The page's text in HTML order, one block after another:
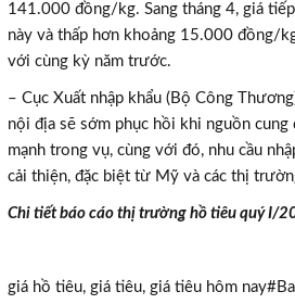
141.000 đồng/kg. Sang tháng 4, giá
này và thấp hơn khoảng 15.000 đồng/
với cùng kỳ năm trước.
– Cục Xuất nhập khẩu (Bộ Công
nội địa sẽ sớm phục hồi khi nguồn cung
mạnh trong vụ, cùng với đó, nhu cầu
cải thiện, đặc biệt từ Mỹ và các thị
Chi tiết báo cáo thị trường hồ tiêu quý I/
giá hồ tiêu, giá tiêu, giá tiêu hôm